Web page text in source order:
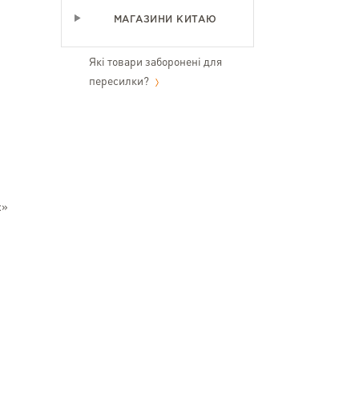
МАГАЗИНИ КИТАЮ
Які товари заборонені для
пересилки?